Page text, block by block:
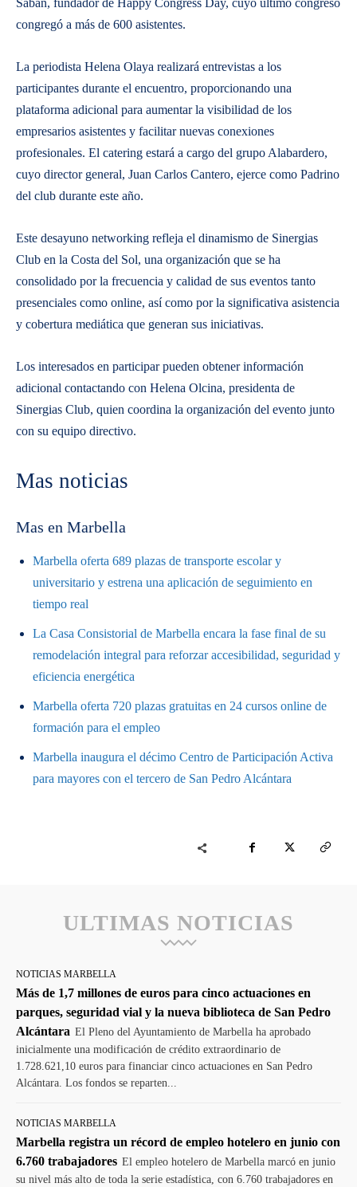
Sabán, fundador de Happy Congress Day, cuyo último congreso
congregó a más de 600 asistentes.
La periodista Helena Olaya realizará entrevistas a los
participantes durante el encuentro, proporcionando una
plataforma adicional para aumentar la visibilidad de los
empresarios asistentes y facilitar nuevas conexiones
profesionales. El catering estará a cargo del grupo Alabardero,
cuyo director general, Juan Carlos Cantero, ejerce como Padrino
del club durante este año.
Este desayuno networking refleja el dinamismo de Sinergias
Club en la Costa del Sol, una organización que se ha
consolidado por la frecuencia y calidad de sus eventos tanto
presenciales como online, así como por la significativa asistencia
y cobertura mediática que generan sus iniciativas.
Los interesados en participar pueden obtener información
adicional contactando con Helena Olcina, presidenta de
Sinergias Club, quien coordina la organización del evento junto
con su equipo directivo.
Mas noticias
Mas en Marbella
Marbella oferta 689 plazas de transporte escolar y
universitario y estrena una aplicación de seguimiento en
tiempo real
La Casa Consistorial de Marbella encara la fase final de su
remodelación integral para reforzar accesibilidad, seguridad y
eficiencia energética
Marbella oferta 720 plazas gratuitas en 24 cursos online de
formación para el empleo
Marbella inaugura el décimo Centro de Participación Activa
para mayores con el tercero de San Pedro Alcántara
ULTIMAS NOTICIAS
NOTICIAS MARBELLA
Más de 1,7 millones de euros para cinco actuaciones en
parques, seguridad vial y la nueva biblioteca de San Pedro
Alcántara El Pleno del Ayuntamiento de Marbella ha aprobado
inicialmente una modificación de crédito extraordinario de
1.728.621,10 euros para financiar cinco actuaciones en San Pedro
Alcántara. Los fondos se reparten...
NOTICIAS MARBELLA
Marbella registra un récord de empleo hotelero en junio con
6.760 trabajadores El empleo hotelero de Marbella marcó en junio
su nivel más alto de toda la serie estadística, con 6.760 trabajadores en